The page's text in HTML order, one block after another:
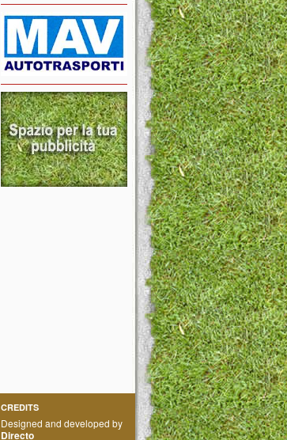
CREDITS
Designed and developed by
Directo